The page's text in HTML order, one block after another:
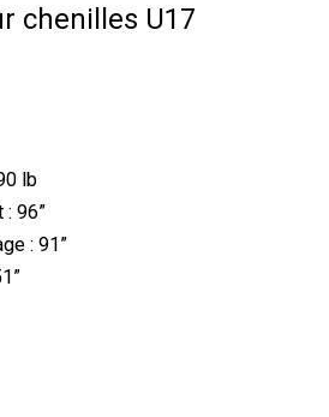
chenilles U17
lb
: 96”
: 91”